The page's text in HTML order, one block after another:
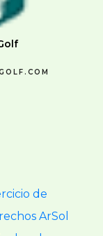
de
ArSol